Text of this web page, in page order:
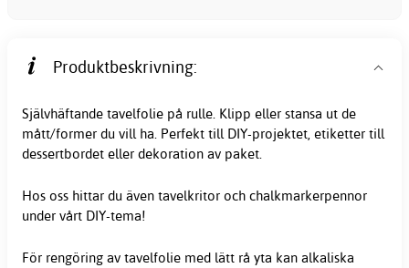
Produktbeskrivning:
Självhäftande tavelfolie på rulle. Klipp eller stansa ut de
mått/former du vill ha. Perfekt till DIY-projektet, etiketter till
dessertbordet eller dekoration av paket.
Hos oss hittar du även tavelkritor och chalkmarkerpennor
under vårt DIY-tema!
För rengöring av tavelfolie med lätt rå yta kan alkaliska